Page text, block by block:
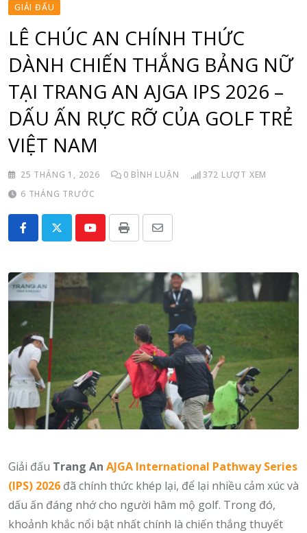
GIẢI ĐẤU
LÊ CHÚC AN CHÍNH THỨC
DÀNH CHIẾN THẮNG BẢNG NỮ
TẠI TRANG AN AJGA IPS 2026 –
DẤU ẤN RỰC RỠ CỦA GOLF TRẺ
VIỆT NAM
25 THÁNG 1, 2026 0 BÌNH LUẬN 372 LƯỢT XEM
6 THÁNG TRƯỚC
YoutubePrint
Share
Email
Giải đấu Trang An AJGA International Pathway Series
(IPS) 2026 đã chính thức khép lại, để lại nhiều cảm xúc và
dấu ấn đáng nhớ cho người hâm mộ golf. Trong đó,
khoảnh khắc nổi bật nhất chính là chiến thắng thuyết